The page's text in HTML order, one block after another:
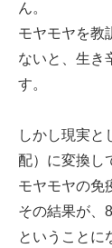
ん。
モヤモヤを教
ないと、生き
す。
しかし現実と
配）に変換し
モヤモヤの免
その結果が、
ということに